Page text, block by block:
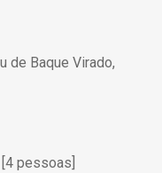
de Baque Virado,
pessoas]